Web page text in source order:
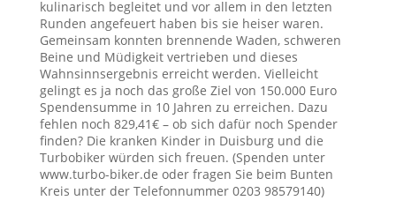
kulinarisch begleitet und vor allem in den letzten
Runden angefeuert haben bis sie heiser waren.
Gemeinsam konnten brennende Waden, schweren
Beine und Müdigkeit vertrieben und dieses
Wahnsinnsergebnis erreicht werden. Vielleicht
gelingt es ja noch das große Ziel von 150.000 Euro
Spendensumme in 10 Jahren zu erreichen. Dazu
fehlen noch 829,41€ – ob sich dafür noch Spender
finden? Die kranken Kinder in Duisburg und die
Turbobiker würden sich freuen. (Spenden unter
www.turbo-biker.de oder fragen Sie beim Bunten
Kreis unter der Telefonnummer 0203 98579140)